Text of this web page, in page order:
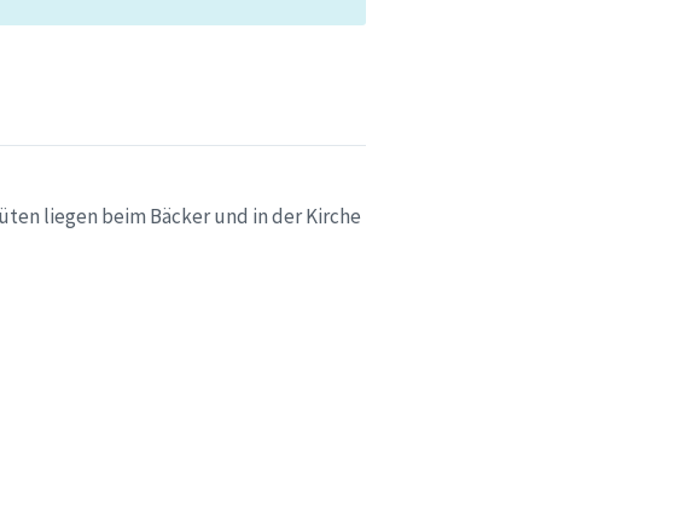
liegen beim Bäcker und in der Kirche